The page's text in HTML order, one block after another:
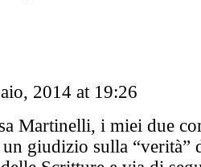
2014 at 19:26
Martinelli, i miei due
un giudizio sulla “verità”